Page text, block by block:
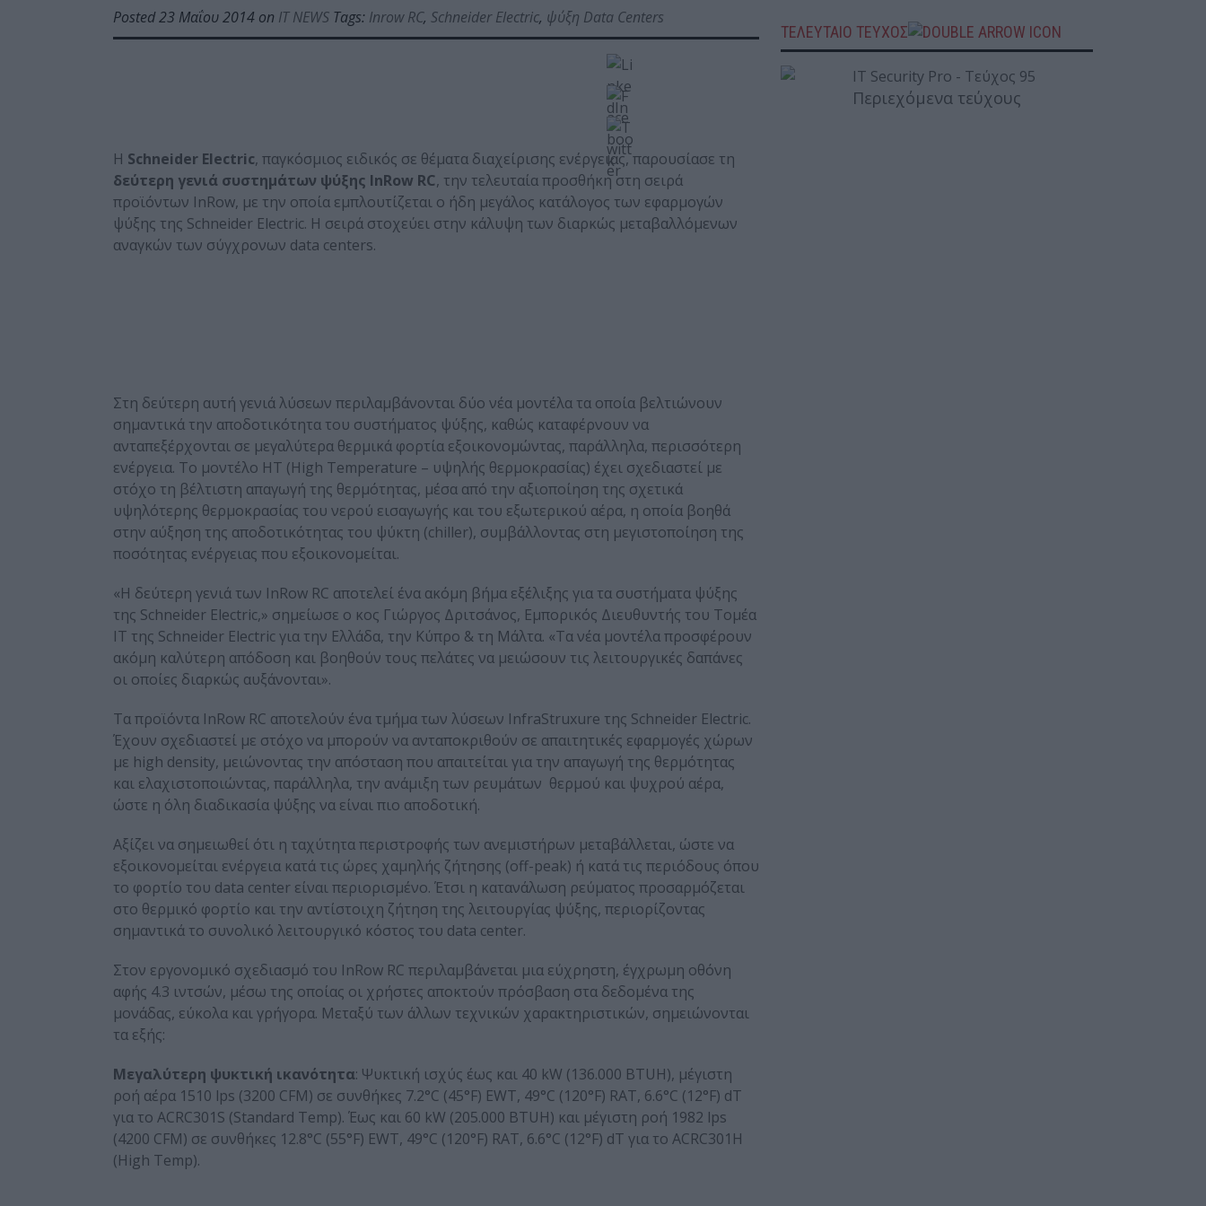
Posted 23 Μαΐου 2014 on IT NEWS Tags: Inrow RC, Schneider Electric, ψύξη Data Centers
Η Schneider Electric, παγκόσμιος ειδικός σε θέματα διαχείρισης ενέργειας, παρουσίασε τη
δεύτερη γενιά συστημάτων ψύξης InRow RC, την τελευταία προσθήκη στη σειρά
προϊόντων InRow, με την οποία εμπλουτίζεται ο ήδη μεγάλος κατάλογος των εφαρμογών
ψύξης της Schneider Electric. Η σειρά στοχεύει στην κάλυψη των διαρκώς μεταβαλλόμενων
αναγκών των σύγχρονων data centers.
Στη δεύτερη αυτή γενιά λύσεων περιλαμβάνονται δύο νέα μοντέλα τα οποία βελτιώνουν
σημαντικά την αποδοτικότητα του συστήματος ψύξης, καθώς καταφέρνουν να
ανταπεξέρχονται σε μεγαλύτερα θερμικά φορτία εξοικονομώντας, παράλληλα, περισσότερη
ενέργεια. Το μοντέλο ΗΤ (Ηigh Τemperature – υψηλής θερμοκρασίας) έχει σχεδιαστεί με
στόχο τη βέλτιστη απαγωγή της θερμότητας, μέσα από την αξιοποίηση της σχετικά
υψηλότερης θερμοκρασίας του νερού εισαγωγής και του εξωτερικού αέρα, η οποία βοηθά
στην αύξηση της αποδοτικότητας του ψύκτη (chiller), συμβάλλοντας στη μεγιστοποίηση της
ποσότητας ενέργειας που εξοικονομείται.
«Η δεύτερη γενιά των InRow RC αποτελεί ένα ακόμη βήμα εξέλιξης για τα συστήματα ψύξης
της Schneider Electric,» σημείωσε ο κος Γιώργος Δριτσάνος, Εμπορικός Διευθυντής του Τομέα
ΙΤ της Schneider Electric για την Ελλάδα, την Κύπρο & τη Μάλτα. «Τα νέα μοντέλα προσφέρουν
ακόμη καλύτερη απόδοση και βοηθούν τους πελάτες να μειώσουν τις λειτουργικές δαπάνες
οι οποίες διαρκώς αυξάνονται».
Τα προϊόντα InRow RC αποτελούν ένα τμήμα των λύσεων InfraStruxure της Schneider Electric.
Έχουν σχεδιαστεί με στόχο να μπορούν να ανταποκριθούν σε απαιτητικές εφαρμογές χώρων
με high density, μειώνοντας την απόσταση που απαιτείται για την απαγωγή της θερμότητας
και ελαχιστοποιώντας, παράλληλα, την ανάμιξη των ρευμάτων θερμού και ψυχρού αέρα,
ώστε η όλη διαδικασία ψύξης να είναι πιο αποδοτική.
Αξίζει να σημειωθεί ότι η ταχύτητα περιστροφής των ανεμιστήρων μεταβάλλεται, ώστε να
εξοικονομείται ενέργεια κατά τις ώρες χαμηλής ζήτησης (off-peak) ή κατά τις περιόδους όπου
το φορτίο του data center είναι περιορισμένο. Έτσι η κατανάλωση ρεύματος προσαρμόζεται
στο θερμικό φορτίο και την αντίστοιχη ζήτηση της λειτουργίας ψύξης, περιορίζοντας
σημαντικά το συνολικό λειτουργικό κόστος του data center.
Στον εργονομικό σχεδιασμό του InRow RC περιλαμβάνεται μια εύχρηστη, έγχρωμη οθόνη
αφής 4.3 ιντσών, μέσω της οποίας οι χρήστες αποκτούν πρόσβαση στα δεδομένα της
μονάδας, εύκολα και γρήγορα. Μεταξύ των άλλων τεχνικών χαρακτηριστικών, σημειώνονται
τα εξής:
Μεγαλύτερη ψυκτική ικανότητα: Ψυκτική ισχύς έως και 40 kW (136.000 BTUH), μέγιστη
ροή αέρα 1510 lps (3200 CFM) σε συνθήκες 7.2°C (45°F) EWT, 49°C (120°F) RAT, 6.6°C (12°F) dT
για το ACRC301S (Standard Temp). Έως και 60 kW (205.000 BTUH) και μέγιστη ροή 1982 lps
(4200 CFM) σε συνθήκες 12.8°C (55°F) EWT, 49°C (120°F) RAT, 6.6°C (12°F) dT για το ACRC301H
(High Temp).
ΤΕΛΕΥΤΑΙΟ ΤΕΥΧΟΣ
Περιεχόμενα τεύχους